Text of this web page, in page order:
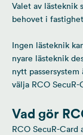
Valet av lästeknik
behovet i
Ingen lästeknik
nyare lästeknik
nytt
välja RCO SecuR-
Vad gör
RCO SecuR-Card